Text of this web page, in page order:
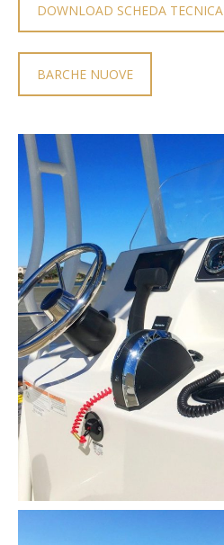
DOWNLOAD SCHEDA TECNICA
BARCHE NUOVE